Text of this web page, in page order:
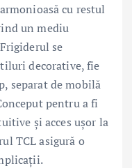
cu restul
un mediu
se
decorative, fie
separat de mobilă
pentru a fi
și acces ușor la
TCL asigură o